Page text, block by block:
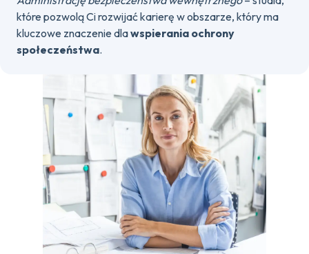
które pozwolą Ci rozwijać karierę w obszarze, który ma
kluczowe znaczenie dlawspierania ochrony
społeczeństwa.